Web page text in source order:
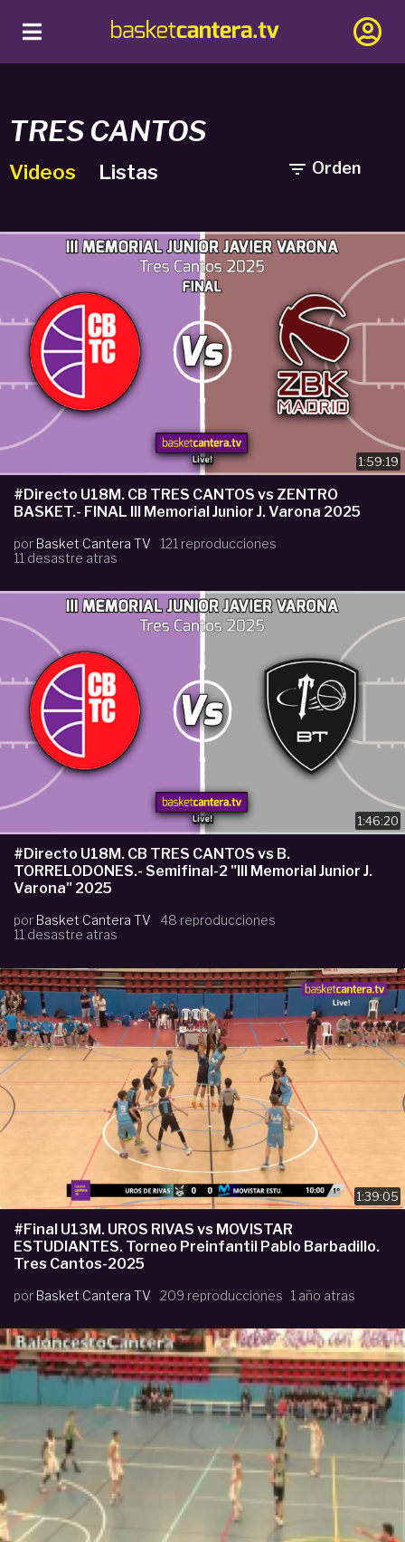
TRES CANTOS
 Orden
Videos Listas
1:59:19
#Directo U18M. CB TRES CANTOS vs ZENTRO
BASKET.- FINAL III Memorial Junior J. Varona 2025
por Basket Cantera TV
121 reproducciones
11 desastre atras
1:46:20
#Directo U18M. CB TRES CANTOS vs B.
TORRELODONES.- Semifinal-2 "III Memorial Junior J.
Varona" 2025
por Basket Cantera TV
48 reproducciones
11 desastre atras
1:39:05
#Final U13M. UROS RIVAS vs MOVISTAR
ESTUDIANTES. Torneo Preinfantil Pablo Barbadillo.
Tres Cantos-2025
por Basket Cantera TV 209 reproducciones 1 año atras